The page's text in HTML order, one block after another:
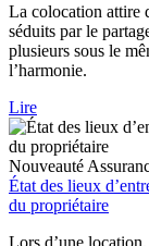
La colocation attire
séduits par le
plusieurs sous le
l’harmonie.
Lire
Nouveauté
État des lieux
du propriétaire
Lors d’une